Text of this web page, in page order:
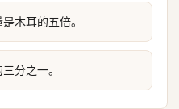
木耳的五倍。
分之一。